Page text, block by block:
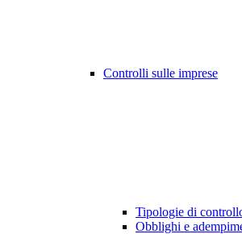
Controlli sulle imprese
Tipologie di
Obblighi e